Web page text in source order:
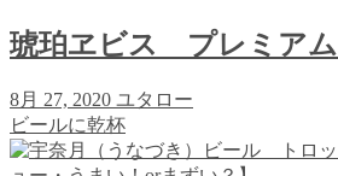
琥珀ヱビス プレミア
8月 27, 2020 ユタロー
ビールに乾杯